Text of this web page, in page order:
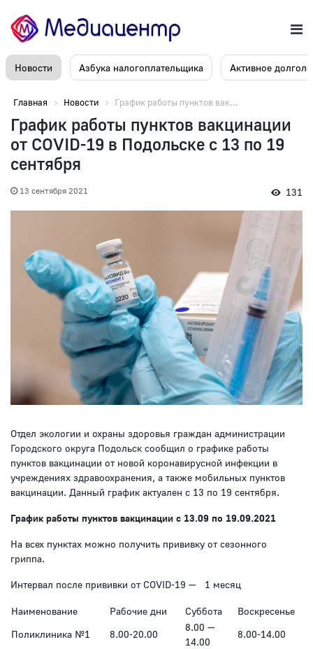
Новости Азбука налогоплательщика Активное
Главная Новости График работы пунктов вак...
График работы пунктов вакцинации
от COVID-19 в Подольске с 13 по 19
сентября
13 сентября 2021 131
Отдел экологии и охраны здоровья граждан администрации
Городского округа Подольск сообщил о графике работы
пунктов вакцинации от новой коронавирусной инфекции в
учреждениях здравоохранения, а также мобильных пунктов
вакцинации. Данный график актуален с 13 по 19 сентября.
График работы пунктов вакцинации с 13.09 по 19.09.2021
На всех пунктах можно получить прививку от сезонного
гриппа.
Интервал после прививки от COVID-19 — 1 месяц
Наименование Рабочие дни Суббота
Воскресенье
Поликлиника №1
8.00-20.00
8.00 —
14.00
8.00-14.00